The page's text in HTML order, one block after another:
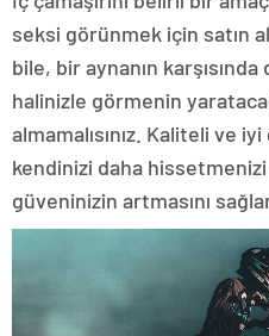
seksi görünmek için satın
bile, bir aynanın
halinizle görmenin
almamalısınız. Kaliteli ve
kendinizi daha
güveninizin artmasını